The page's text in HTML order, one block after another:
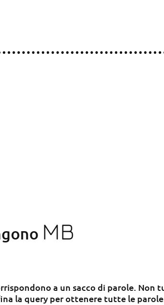
MB
a un sacco di parole. Non
la query per ottenere tutte le